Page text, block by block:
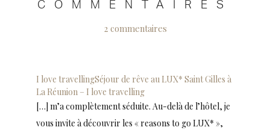
COMMENTAIRES
2 commentaires
I love travellingSéjour de rêve au LUX* Saint Gilles à
La Réunion – I love travelling
[…] m’a complètement séduite. Au-delà de l’hôtel, je
vous invite à découvrir les « reasons to go LUX* »,